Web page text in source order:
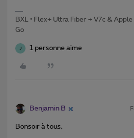
BXL • Flex+ Ultra Fiber + V7c &
Go
1 personne aime
Benjamin B
Bonsoir à tous,